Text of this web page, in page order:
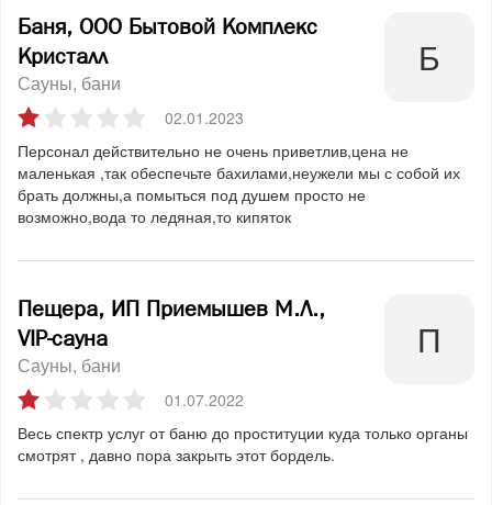
Баня, ООО Бытовой Комплекс
Кристалл
Сауны, бани
02.01.2023
Персонал действительно не очень приветлив,цена не
маленькая ,так обеспечьте бахилами,неужели мы с собой их
брать должны,а помыться под душем просто не
возможно,вода то ледяная,то кипяток
Пещера, ИП Приемышев М.Л.,
VIP-сауна
Сауны, бани
01.07.2022
Весь спектр услуг от баню до проституции куда только органы
смотрят , давно пора закрыть этот бордель.